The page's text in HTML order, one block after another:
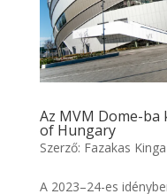
Az MVM Dome-ba
of Hungary
Szerző: Fazakas Kinga
A 2023–24-es